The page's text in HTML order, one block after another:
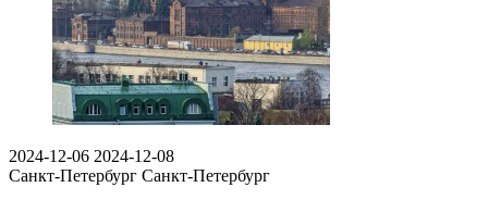
2024-12-06 2024-12-08
Санкт-Петербург Санкт-Петербург